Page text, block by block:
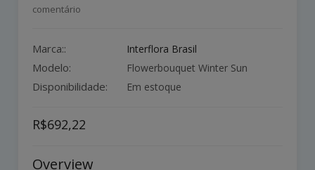
comentário
Marca:: Interflora Brasil
Modelo: Flowerbouquet Winter Sun
Disponibilidade: Em estoque
R$692,22
Overview